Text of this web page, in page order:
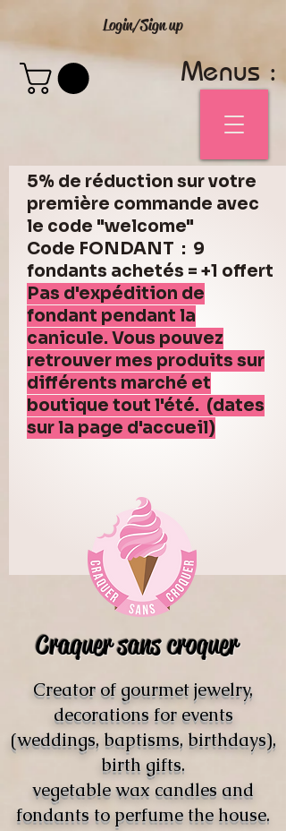
Login/Sign up
Menus :
5% de réduction sur votre
première commande avec
le code "welcome"
Code FONDANT : 9
fondants achetés = +1 offert
Pas d'expédition de
fondant pendant la
canicule. Vous pouvez
retrouver mes produits sur
différents marché et
boutique tout l'été. (dates
sur la page d'accueil)
Craquer sans croquer
Creator of gourmet jewelry,
decorations for events
(weddings, baptisms, birthdays),
birth gifts.
vegetable wax candles and
fondants to perfume the house.